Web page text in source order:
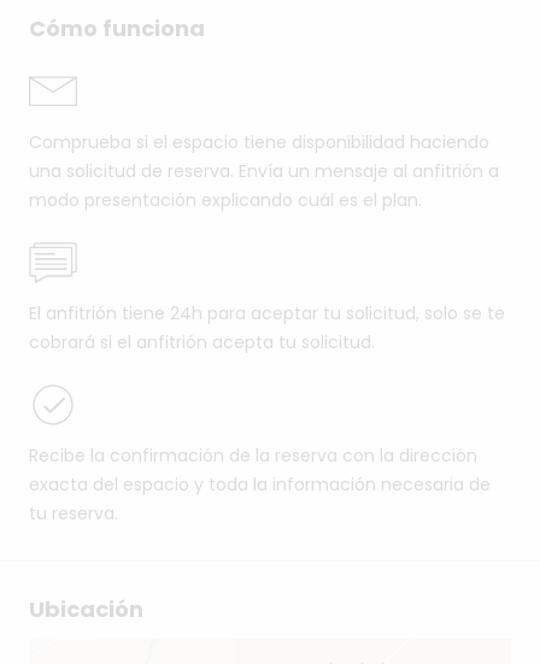
Cómo funciona
Comprueba si el espacio tiene disponibilidad haciendo
una solicitud de reserva. Envía un mensaje al anfitrión a
modo presentación explicando cuál es el plan.
El anfitrión tiene 24h para aceptar tu solicitud, solo se te
cobrará si el anfitrión acepta tu solicitud.
Recibe la confirmación de la reserva con la dirección
exacta del espacio y toda la información necesaria de
tu reserva.
Ubicación